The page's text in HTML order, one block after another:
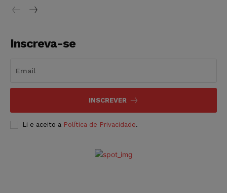
Inscreva-se
INSCREVER
Li e aceito a Política de Privacidade.